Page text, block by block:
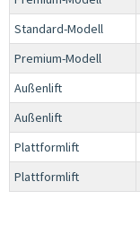
Standard-Modell
Premium-Modell
Außenlift
Außenlift
Plattformlift
Plattformlift